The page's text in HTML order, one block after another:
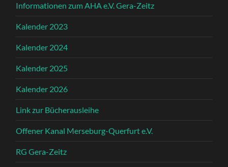
Informationen zum AHA e.V. Gera-Zeitz
Kalender 2023
Kalender 2024
Kalender 2025
Kalender 2026
Link zur Bücherausleihe
Offener Kanal Merseburg-Querfurt e.V.
RG Gera-Zeitz